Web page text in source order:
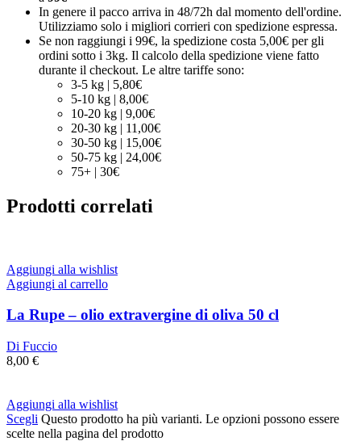
In genere il pacco arriva in 48/72h dal momento dell'ordine.
Utilizziamo solo i migliori corrieri con spedizione espressa.
Se non raggiungi i 99€, la spedizione costa 5,00€ per gli
ordini sotto i 3kg. Il calcolo della spedizione viene fatto
durante il checkout. Le altre tariffe sono:
3-5 kg | 5,80€
5-10 kg | 8,00€
10-20 kg | 9,00€
20-30 kg | 11,00€
30-50 kg | 15,00€
50-75 kg | 24,00€
75+ | 30€
Prodotti correlati
Aggiungi alla wishlist
Aggiungi al carrello
La Rupe – olio extravergine di oliva 50 cl
Di Fuccio
8,00 €
Aggiungi alla wishlist
Scegli Questo prodotto ha più varianti. Le opzioni possono essere
scelte nella pagina del prodotto